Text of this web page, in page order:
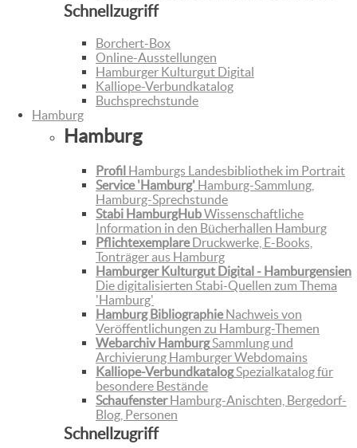
Schnellzugriff
Borchert-Box
Online-Ausstellungen
Hamburger Kulturgut Digital
Kalliope-Verbundkatalog
Buchsprechstunde
Hamburg
Hamburg
Profil Hamburgs Landesbibliothek im Portrait
Service 'Hamburg' Hamburg-Sammlung,
Hamburg-Sprechstunde
Stabi HamburgHubWissenschaftliche
Information in den Bücherhallen Hamburg
PflichtexemplareDruckwerke, E-Books,
Tonträger aus Hamburg
Hamburger Kulturgut Digital - Hamburgensien
Die digitalisierten Stabi-Quellen zum Thema
'Hamburg'
Hamburg BibliographieNachweis von
Veröffentlichungen zu Hamburg-Themen
Webarchiv HamburgSammlung und
Archivierung Hamburger Webdomains
Kalliope-VerbundkatalogSpezialkatalog für
besondere Bestände
SchaufensterHamburg-Anischten, Bergedorf-
Blog, Personen
Schnellzugriff